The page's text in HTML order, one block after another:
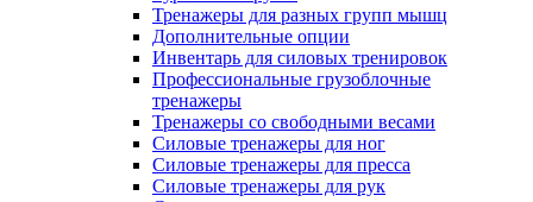
Тренажеры для разных групп мышц
Дополнительные опции
Инвентарь для силовых тренировок
Профессиональные грузоблочные
тренажеры
Тренажеры со свободными весами
Силовые тренажеры для ног
Силовые тренажеры для пресса
Силовые тренажеры для рук